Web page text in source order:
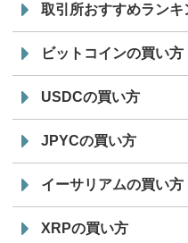
取引所おすすめランキ
ビットコインの買い方
USDCの買い方
JPYCの買い方
イーサリアムの買い方
XRPの買い方